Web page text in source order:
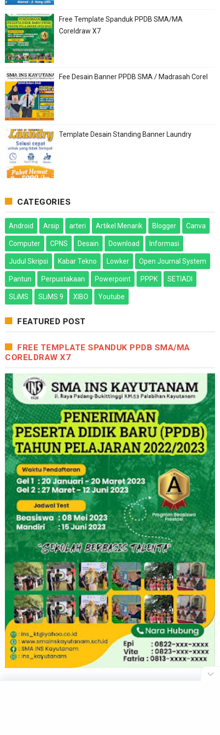
Free Template Spanduk PPDB SMA/MA
Coreldraw X7
Fee Desain Banner PPDB SMA / Madrasah Corel
Template Desain Standing Banner Laundry
CATEGORIES
Android Arsip arteri Artikel Menarik Blogger Canva
Computer CPNS Desain Download Informasi
Judul Skripsi Kabar Tekno Lowker Open Journal System
Pantun Perpustakaan Powerpoint PPPK SETIADI
SLiMS SLiMS 9 XIBO Youtube
FEATURED POST
FREE TEMPLATE SPANDUK PPDB SMA/MA
CORELDRAW X7